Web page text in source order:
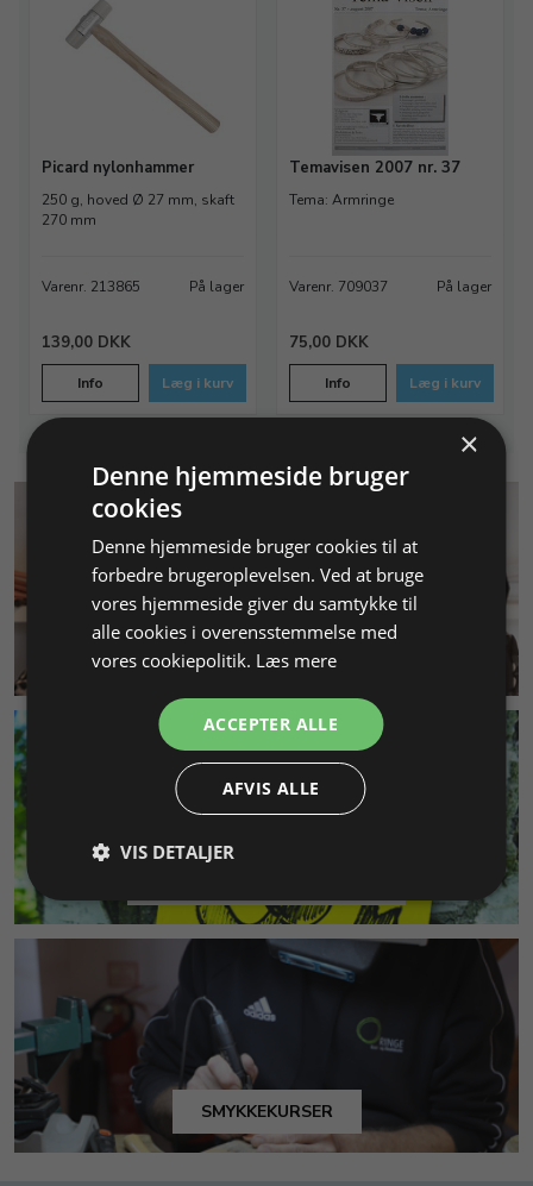
Picard nylonhammer
250 g, hoved Ø 27 mm, skaft
270 mm
Varenr. 213865 På lager
139,00 DKK
Info Læg i kurv
Temavisen 2007 nr. 37
Tema: Armringe
Varenr. 709037 På lager
75,00 DKK
Info Læg i kurv
KUNDESERVICE
SMYKKEKURSER
×
Denne hjemmeside bruger
cookies
Denne hjemmeside bruger cookies til at
forbedre brugeroplevelsen. Ved at bruge
vores hjemmeside giver du samtykke til
alle cookies i overensstemmelse med
vores cookiepolitik. Læs mere
ACCEPTER ALLE
AFVIS ALLE
VIS DETALJER